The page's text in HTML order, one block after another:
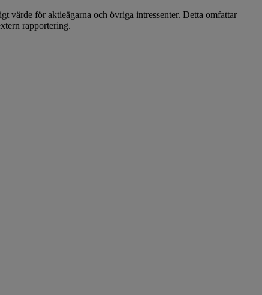
värde för aktieägarna och övriga intressenter. Detta omfattar
rapportering.